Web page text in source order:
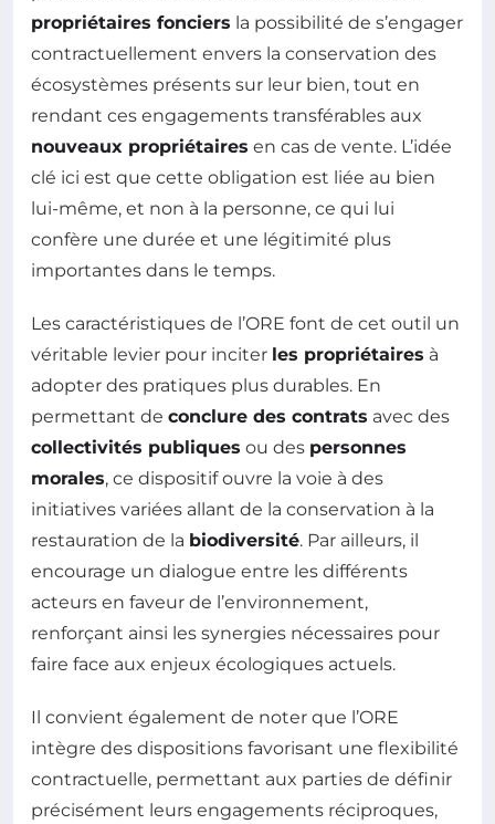
propriétaires fonciers la possibilité de s’engager
contractuellement envers la conservation des
écosystèmes présents sur leur bien, tout en
rendant ces engagements transférables aux
nouveaux propriétaires en cas de vente. L’idée
clé ici est que cette obligation est liée au bien
lui-même, et non à la personne, ce qui lui
confère une durée et une légitimité plus
importantes dans le temps.
Les caractéristiques de l’ORE font de cet outil un
véritable levier pour inciter les propriétaires à
adopter des pratiques plus durables. En
permettant de conclure des contrats avec des
collectivités publiques ou des personnes
morales, ce dispositif ouvre la voie à des
initiatives variées allant de la conservation à la
restauration de la biodiversité. Par ailleurs, il
encourage un dialogue entre les différents
acteurs en faveur de l’environnement,
renforçant ainsi les synergies nécessaires pour
faire face aux enjeux écologiques actuels.
Il convient également de noter que l’ORE
intègre des dispositions favorisant une flexibilité
contractuelle, permettant aux parties de définir
précisément leurs engagements réciproques,